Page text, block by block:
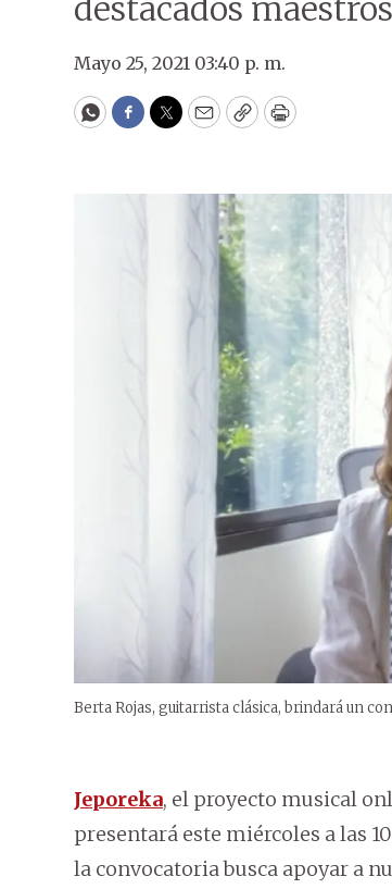
destacados
Mayo 25, 2021 03:40 p. m.
WhatsApp
Facebook
Twitter
EmailCopyPrint
Berta Rojas, guitarrista clásica, brindará un
Jeporeka, el proyecto musical
presentará este miércoles a las
la convocatoria busca apoyar a